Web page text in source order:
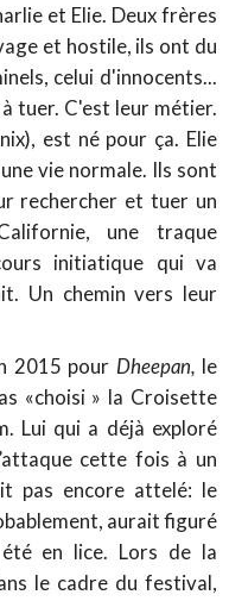
et Elie. Deux frères
et hostile, ils ont du
celui d'innocents...
tuer. C'est leur métier.
est né pour ça. Elie
vie normale. Ils sont
rechercher et tuer un
une traque
initiatique qui va
Un chemin vers leur
2015 pour Dheepan, le
«choisi » la Croisette
Lui qui a déjà exploré
cette fois à un
pas encore attelé: le
aurait figuré
en lice. Lors de la
le cadre du festival,